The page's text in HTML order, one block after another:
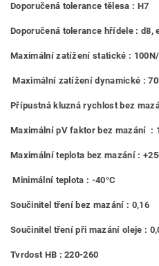
Doporučená tolerance tělesa : H7
Doporučená tolerance hřídele : d8,
Maximální zatížení statické :
Maximální zatížení dynamické :
Přípustná kluzná rychlost bez
Maximální pV faktor bez mazání :
Maximální teplota bez mazání :
Minimální teplota : -40°C
Součinitel tření bez mazání : 0,16
Součinitel tření při mazání oleje :
Tvrdost HB : 220-260